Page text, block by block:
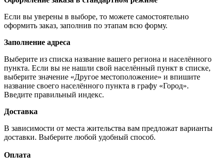
Если вы уверены в выборе, то можете самостоятельно
оформить заказ, заполнив по этапам всю форму.
Заполнение адреса
Выберите из списка название вашего региона и населённого
пункта. Если вы не нашли свой населённый пункт в списке,
выберите значение «Другое местоположение» и впишите
название своего населённого пункта в графу «Город».
Введите правильный индекс.
Доставка
В зависимости от места жительства вам предложат варианты
доставки. Выберите любой удобный способ.
Оплата